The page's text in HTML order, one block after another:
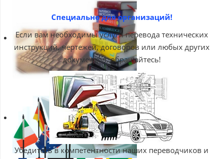
Специально для организаций!
Если вам необходимы услуги перевода технических
инструкций, чертежей, договоров или любых других
документов, обращайтесь!
Убедитесь в компетентности наших переводчиков и